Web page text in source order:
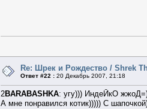
Re: Шрек и Рождество / Shrek
Ответ #22 : 20 Декабрь 2007, 21:18
2BARABASHKA: угу))) ИндеЙкО
А мне понравился котик))))) С